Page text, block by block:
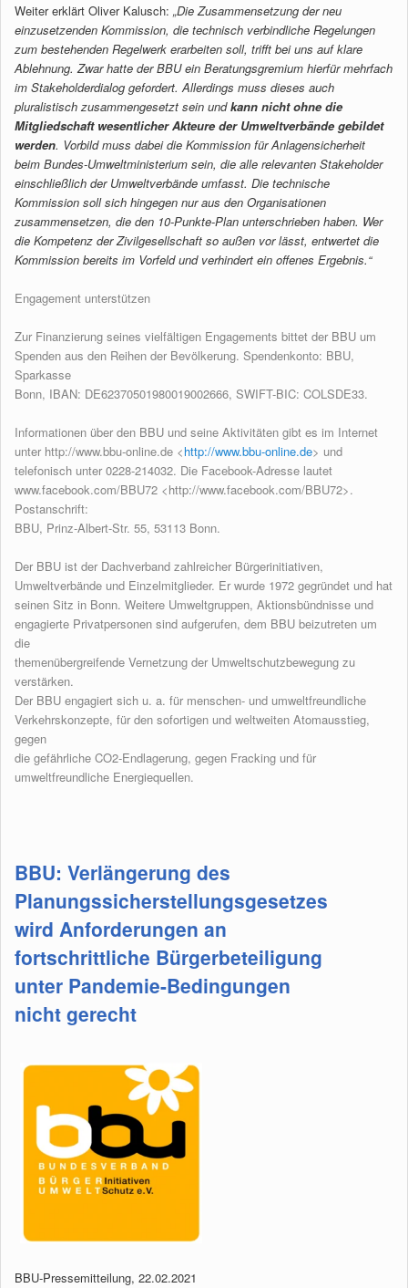
Weiter erklärt Oliver Kalusch: „Die Zusammensetzung der neu
einzusetzenden Kommission, die technisch verbindliche Regelungen
zum bestehenden Regelwerk erarbeiten soll, trifft bei uns auf klare
Ablehnung. Zwar hatte der BBU ein Beratungsgremium hierfür mehrfach
im Stakeholderdialog gefordert. Allerdings muss dieses auch
pluralistisch zusammengesetzt sein undkann nicht ohne die
Mitgliedschaft wesentlicherAkteure der Umweltverbände gebildet
werden. Vorbild muss dabei die Kommission für Anlagensicherheit
beim Bundes-Umweltministerium sein, die alle relevanten Stakeholder
einschließlich der Umweltverbände umfasst. Die technische
Kommission soll sich hingegen nur aus den Organisationen
zusammensetzen, die den 10-Punkte-Plan unterschrieben haben. Wer
die Kompetenz der Zivilgesellschaft so außen vor lässt, entwertet die
Kommission bereits im Vorfeld und verhindert ein offenes Ergebnis.“
Engagement unterstützen
Zur Finanzierung seines vielfältigen Engagements bittet der BBU um
Spenden aus den Reihen der Bevölkerung. Spendenkonto: BBU,
Sparkasse
Bonn, IBAN: DE62370501980019002666, SWIFT-BIC: COLSDE33.
Informationen über den BBU und seine Aktivitäten gibt es im Internet
unter http://www.bbu-online.de <http://www.bbu-online.de> und
telefonisch unter 0228-214032. Die Facebook-Adresse lautet
www.facebook.com/BBU72 <http://www.facebook.com/BBU72>.
Postanschrift:
BBU, Prinz-Albert-Str. 55, 53113 Bonn.
Der BBU ist der Dachverband zahlreicher Bürgerinitiativen,
Umweltverbände und Einzelmitglieder. Er wurde 1972 gegründet und hat
seinen Sitz in Bonn. Weitere Umweltgruppen, Aktionsbündnisse und
engagierte Privatpersonen sind aufgerufen, dem BBU beizutreten um
die
themenübergreifende Vernetzung der Umweltschutzbewegung zu
verstärken.
Der BBU engagiert sich u. a. für menschen- und umweltfreundliche
Verkehrskonzepte, für den sofortigen und weltweiten Atomausstieg,
gegen
die gefährliche CO2-Endlagerung, gegen Fracking und für
umweltfreundliche Energiequellen.
BBU: Verlängerung des
Planungssicherstellungsgesetzes
wird Anforderungen an
fortschrittliche Bürgerbeteiligung
unter Pandemie-Bedingungen
nicht gerecht
BBU-Pressemitteilung, 22.02.2021